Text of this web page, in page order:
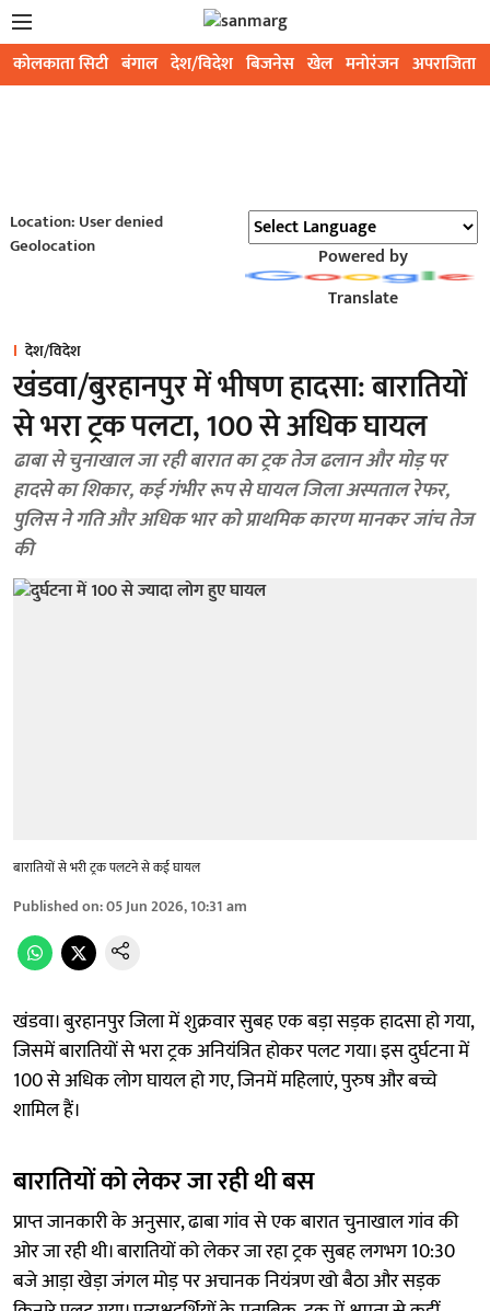
कोलकाता सिटी बंगाल देश/विदेश बिजनेस खेल मनोरंजन अपराजिता
Location: User denied
Geolocation
Powered by
Translate
देश/विदेश
खंडवा/बुरहानपुर में भीषण हादसा: बारातियों
से भरा ट्रक पलटा, 100 से अधिक घायल
ढाबा से चुनाखाल जा रही बारात का ट्रक तेज ढलान और मोड़ पर
हादसे का शिकार, कई गंभीर रूप से घायल जिला अस्पताल रेफर,
पुलिस ने गति और अधिक भार को प्राथमिक कारण मानकर जांच तेज
की
बारातियों से भरी ट्रक पलटने से कई घायल
Published on:05 Jun 2026, 10:31 am
खंडवा। बुरहानपुर जिला में शुक्रवार सुबह एक बड़ा सड़क हादसा हो गया,
जिसमें बारातियों से भरा ट्रक अनियंत्रित होकर पलट गया। इस दुर्घटना में
100 से अधिक लोग घायल हो गए, जिनमें महिलाएं, पुरुष और बच्चे
शामिल हैं।
बारातियों को लेकर जा रही थी बस
प्राप्त जानकारी के अनुसार, ढाबा गांव से एक बारात चुनाखाल गांव की
ओर जा रही थी। बारातियों को लेकर जा रहा ट्रक सुबह लगभग 10:30
बजे आड़ा खेड़ा जंगल मोड़ पर अचानक नियंत्रण खो बैठा और सड़क